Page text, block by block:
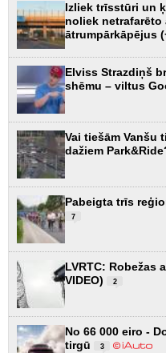
Izliek trīsstūri un
noliek netrafarēto
ātrumpārkāpējus
Elviss Strazdiņš
shēmu – viltus
Vai tiešām Vanšu
dažiem
Pabeigta trīs
7
LVRTC: Robežas
VIDEO)
2
No 66 000 eiro -
tirgū
3